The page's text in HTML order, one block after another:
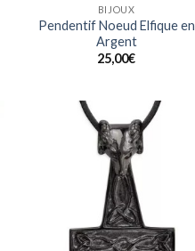
BIJOUX
Pendentif Noeud Elfique en
Argent
25,00€